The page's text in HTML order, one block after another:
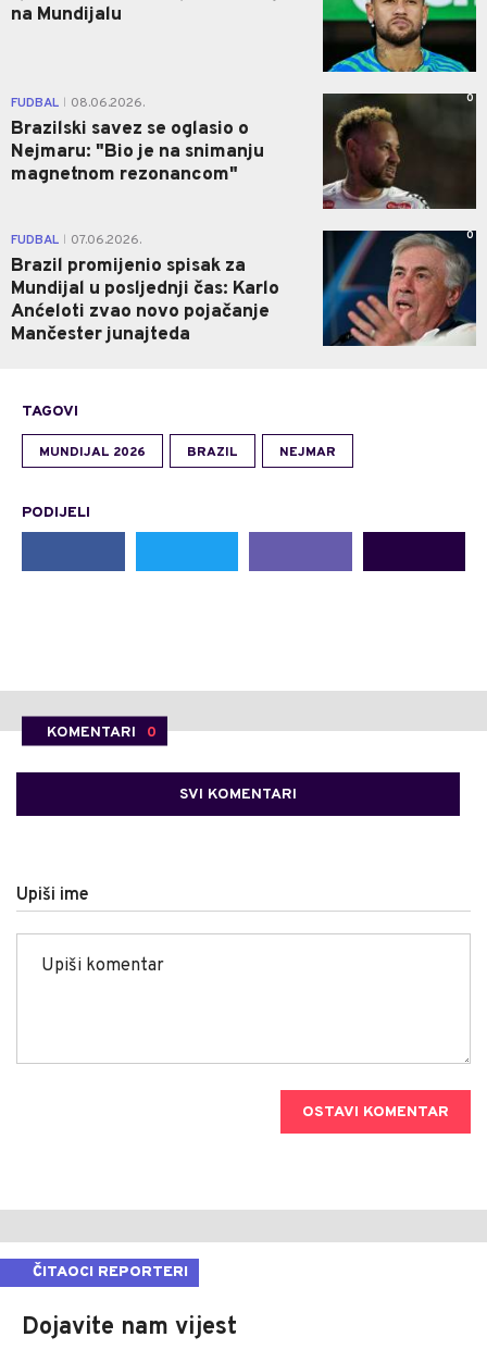
na Mundijalu
FUDBAL 08.06.2026.
Brazilski savez se oglasio o
Nejmaru: "Bio je na snimanju
magnetnom rezonancom"
0
FUDBAL 07.06.2026.
Brazil promijenio spisak za
Mundijal u posljednji čas: Karlo
Anćeloti zvao novo pojačanje
Mančester junajteda
0
TAGOVI
MUNDIJAL 2026 BRAZIL NEJMAR
PODIJELI
KOMENTARI 0
SVI KOMENTARI
Upiši ime
OSTAVI KOMENTAR
ČITAOCI REPORTERI
Dojavite nam vijest